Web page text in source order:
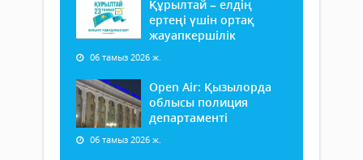
Құрылтай – елдің
ертеңі үшін ортақ
жауапкершілік
06 тамыз 2026 ж.
Open Air: Қызылорда
облысы полиция
департаменті
06 тамыз 2026 ж.